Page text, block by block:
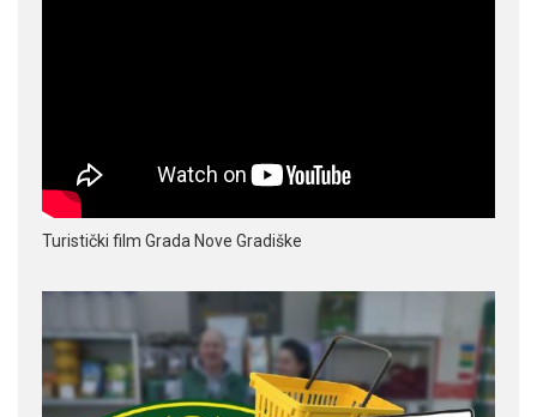
Turistički film Grada Nove Gradiške